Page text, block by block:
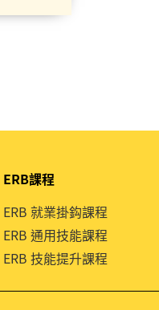
ERB課程
ERB 就業掛鈎課程
ERB 通用技能課程
ERB 技能提升課程